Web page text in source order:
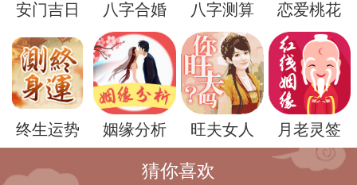
因此，对于梦见两条鱼溜走的人来说，需要
反思自己的内心世界和生活状态。或许是对
某种机会的忧虑和缺失，或者是对未来的焦
虑和无力感。这时候，需要审视自己的内
心，理清自己的情绪，并寻找解决问题的方
法。
安门吉日 八字合婚 八字测算 恋爱桃花
终生运势 姻缘分析 旺夫女人 月老灵签
猜你喜欢